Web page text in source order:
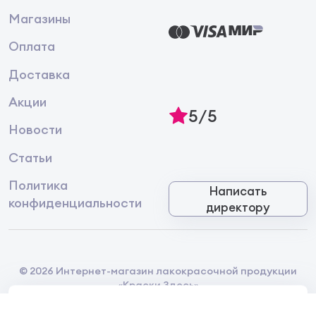
Магазины
Оплата
Доставка
Акции
Новости
Статьи
Политика
конфиденциальности
5/5
Написать
директору
© 2026 Интернет-магазин лакокрасочной продукции
«Краски Здесь»